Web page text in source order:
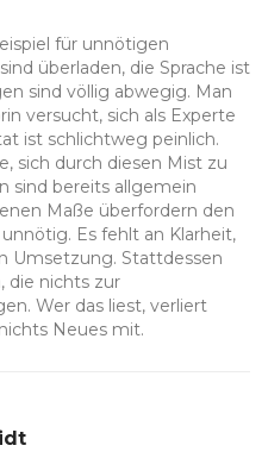
für unnötigen
überladen, die Sprache ist
sind völlig abwegig. Man
versucht, sich als Experte
ist schlichtweg peinlich.
sich durch diesen Mist zu
sind bereits allgemein
Maße überfordern den
Es fehlt an Klarheit,
Umsetzung. Stattdessen
die nichts zur
Wer das liest, verliert
Neues mit.